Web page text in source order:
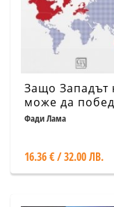
Защо Западът
може да
Фади Лама
16.36 € / 32.00 ЛВ.